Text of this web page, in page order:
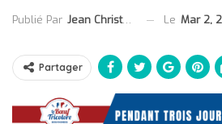
Publié Par Jean Christophe Collet Le Mar 2,
Partager